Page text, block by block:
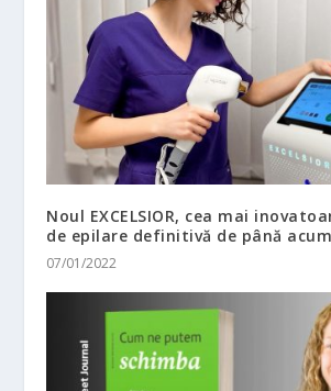
Noul EXCELSIOR, cea mai
de epilare definitivă de până
07/01/2022